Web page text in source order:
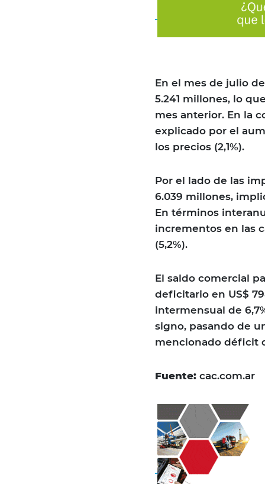
En el mes de julio
5.241 millones, lo
mes anterior. En la
explicado por el
los precios (2,1%).
Por el lado de las
6.039 millones,
En términos
incrementos en las
(5,2%).
El saldo comercial
deficitario en US$
intermensual de
signo, pasando de
mencionado déficit
Fuente: cac.com.ar